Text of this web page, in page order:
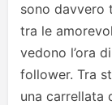
sono davvero
tra le
vedono l’ora
follower. Tra
una carrellata